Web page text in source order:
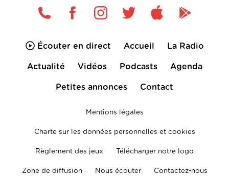
Écouter en direct Accueil La Radio
Actualité Vidéos Podcasts Agenda
Petites annonces Contact
Mentions légales
Charte sur les données personnelles et cookies
Règlement des jeux Télécharger notre logo
Zone de diffusion Nous écouter Contactez-nous